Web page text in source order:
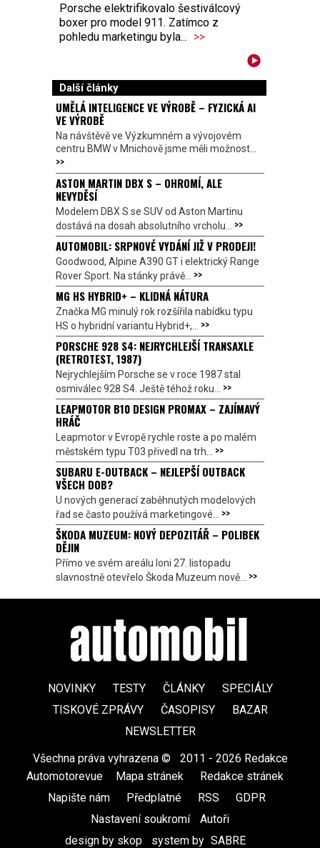
Porsche elektrifikovalo šestiválcový
boxer pro model 911. Zatímco z
pohledu marketingu byla... >>
Další články
UMĚLÁ INTELIGENCE VE VÝROBĚ – FYZICKÁ AI
VE VÝROBĚ
Na návštěvě ve Výzkumném a vývojovém
centru BMW v Mnichově jsme měli možnost...
>>
ASTON MARTIN DBX S – OHROMÍ, ALE
NEVYDĚSÍ
Modelem DBX S se SUV od Aston Martinu
dostává na dosah absolutního vrcholu... >>
AUTOMOBIL: SRPNOVÉ VYDÁNÍ JIŽ V PRODEJI!
Goodwood, Alpine A390 GT i elektrický Range
Rover Sport. Na stánky právě... >>
MG HS HYBRID+ – KLIDNÁ NÁTURA
Značka MG minulý rok rozšířila nabídku typu
HS o hybridní variantu Hybrid+,... >>
PORSCHE 928 S4: NEJRYCHLEJŠÍ TRANSAXLE
(RETROTEST, 1987)
Nejrychlejším Porsche se v roce 1987 stal
osmiválec 928 S4. Ještě téhož roku... >>
LEAPMOTOR B10 DESIGN PROMAX – ZAJÍMAVÝ
HRÁČ
Leapmotor v Evropě rychle roste a po malém
městském typu T03 přivedl na trh... >>
SUBARU E-OUTBACK – NEJLEPŠÍ OUTBACK
VŠECH DOB?
U nových generací zaběhnutých modelových
řad se často používá marketingové... >>
ŠKODA MUZEUM: NOVÝ DEPOZITÁŘ – POLIBEK
DĚJIN
Přímo ve svém areálu loni 27. listopadu
slavnostně otevřelo Škoda Muzeum nově... >>
NOVINKY TESTY ČLÁNKY
SPECIÁLY
TISKOVÉ ZPRÁVY
ČASOPISY
BAZAR
NEWSLETTER
Všechna práva vyhrazena ©
2011 - 2026 Redakce
Automotorevue
Mapa stránek Redakce stránek
Napište nám
Předplatné RSS GDPR
Nastavení soukromí
Autoři
design by skop
system by SABRE